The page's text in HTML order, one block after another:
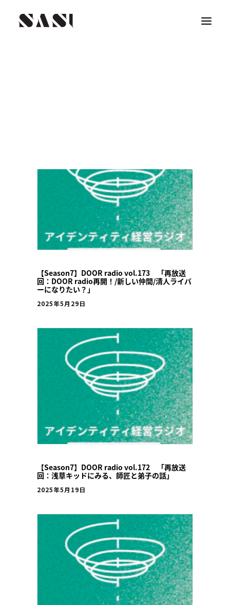
【Season7】DOOR radio vol.173 「再放送
回：DOOR radio再開！/新しい仲間/清人ライバ
ーになりたい？」
2025年5月29日
【Season7】DOOR radio vol.172 「再放送
回：浅草キッドにみる、師匠と弟子の話」
2025年5月19日